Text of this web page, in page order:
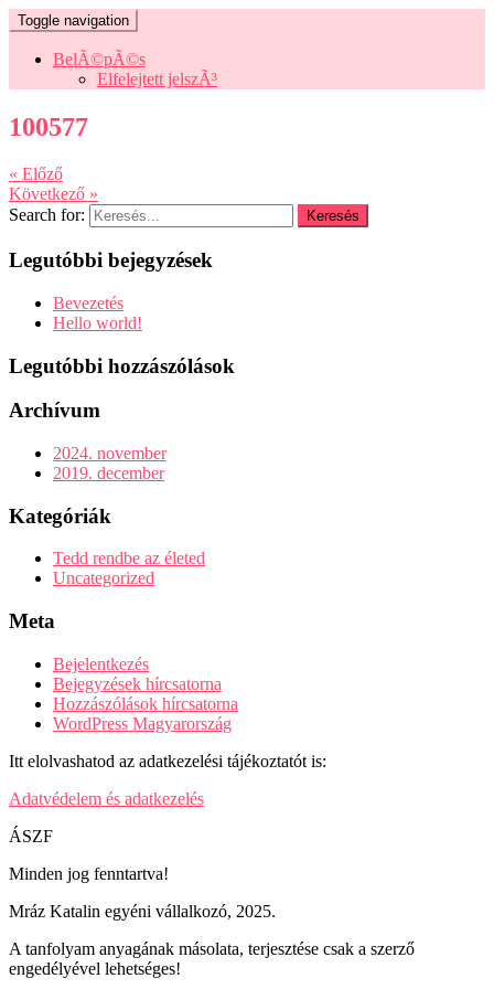
Toggle navigation
BelÃ©pÃ©s
Elfelejtett jelszÃ³
100577
« Előző
Következő »
Search for:
Legutóbbi bejegyzések
Bevezetés
Hello world!
Legutóbbi hozzászólások
Archívum
2024. november
2019. december
Kategóriák
Tedd rendbe az életed
Uncategorized
Meta
Bejelentkezés
Bejegyzések hírcsatorna
Hozzászólások hírcsatorna
WordPress Magyarország
Itt elolvashatod az adatkezelési tájékoztatót is:
Adatvédelem és adatkezelés
ÁSZF
Minden jog fenntartva!
Mráz Katalin egyéni vállalkozó, 2025.
A tanfolyam anyagának másolata, terjesztése csak a szerző
engedélyével lehetséges!